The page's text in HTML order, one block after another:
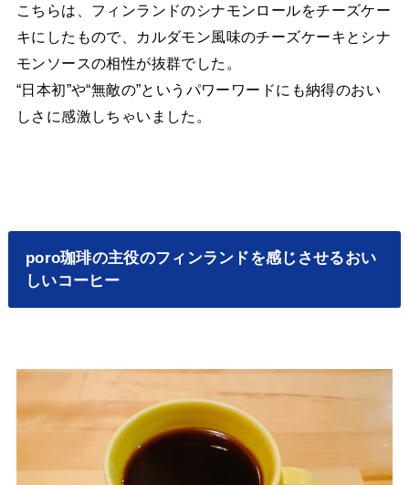
こちらは、フィンランドのシナモンロールをチーズケー
キにしたもので、カルダモン風味のチーズケーキとシナ
モンソースの相性が抜群でした。
“日本初”や“無敵の”というパワーワードにも納得のおい
しさに感激しちゃいました。
poro珈琲の主役のフィンランドを感じさせるおい
しいコーヒー